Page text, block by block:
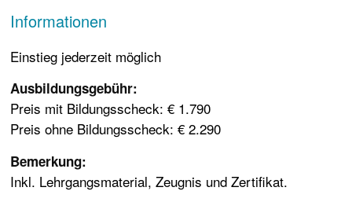
Informationen
Einstieg jederzeit möglich
Ausbildungsgebühr:
Preis mit Bildungsscheck: € 1.790
Preis ohne Bildungsscheck: € 2.290
Bemerkung:
Inkl. Lehrgangsmaterial, Zeugnis und Zertifikat.